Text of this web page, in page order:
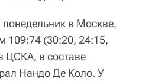
в Москве,
109:74 (30:20, 24:15,
ЦСКА, в составе
Нандо Де Коло. У